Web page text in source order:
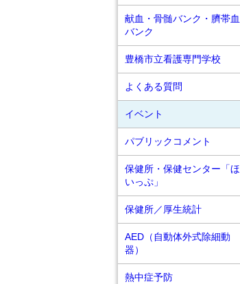
献血・骨髄バンク・臍帯血
バンク
豊橋市立看護専門学校
よくある質問
イベント
パブリックコメント
保健所・保健センター「ほ
いっぷ」
保健所／厚生統計
AED（自動体外式除細動
器）
熱中症予防